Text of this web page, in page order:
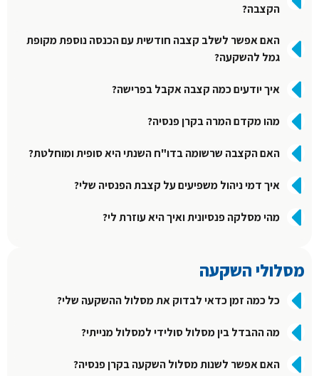
הקצבה?
האם אפשר לשלב קצבה חודשית עם הכנסה נוספת מקופת
גמל להשקעה?
איך יודעים כמה קצבה אקבל בפרישה?
מהו מקדם המרה בקרן פנסיה?
האם הקצבה שרשומה בדו"ח השנתי היא סופית ומוחלטת?
איך דמי ניהול משפיעים על קצבת הפנסיה שלי?
מהי מסלקה פנסיונית ואיך היא עוזרת לי?
מסלולי השקעה
כל כמה זמן כדאי לבדוק את מסלול ההשקעה שלי?
מה ההבדל בין מסלול סולידי למסלול מנייתי?
האם אפשר לשנות מסלול השקעה בקרן פנסיה?